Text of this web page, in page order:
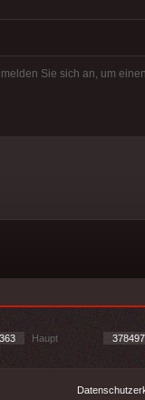
melden Sie sich an, um
Haupt 378497